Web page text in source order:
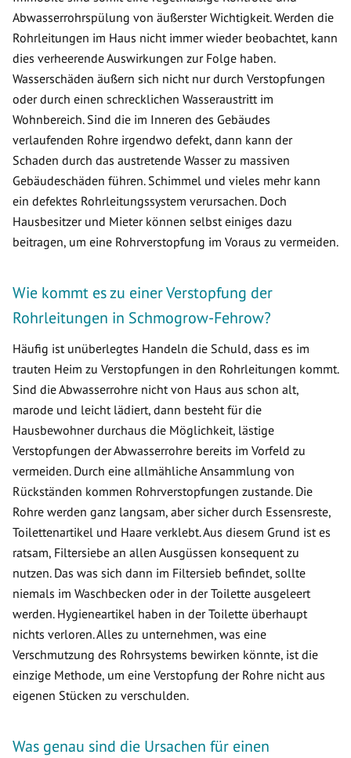
Abwasserrohrspülung von äußerster Wichtigkeit. Werden die
Rohrleitungen im Haus nicht immer wieder beobachtet, kann
dies verheerende Auswirkungen zur Folge haben.
Wasserschäden äußern sich nicht nur durch Verstopfungen
oder durch einen schrecklichen Wasseraustritt im
Wohnbereich. Sind die im Inneren des Gebäudes
verlaufenden Rohre irgendwo defekt, dann kann der
Schaden durch das austretende Wasser zu massiven
Gebäudeschäden führen. Schimmel und vieles mehr kann
ein defektes Rohrleitungssystem verursachen. Doch
Hausbesitzer und Mieter können selbst einiges dazu
beitragen, um eine Rohrverstopfung im Voraus zu vermeiden.
Wie kommt es zu einer Verstopfung der
Rohrleitungen in Schmogrow-Fehrow?
Häufig ist unüberlegtes Handeln die Schuld, dass es im
trauten Heim zu Verstopfungen in den Rohrleitungen kommt.
Sind die Abwasserrohre nicht von Haus aus schon alt,
marode und leicht lädiert, dann besteht für die
Hausbewohner durchaus die Möglichkeit, lästige
Verstopfungen der Abwasserrohre bereits im Vorfeld zu
vermeiden. Durch eine allmähliche Ansammlung von
Rückständen kommen Rohrverstopfungen zustande. Die
Rohre werden ganz langsam, aber sicher durch Essensreste,
Toilettenartikel und Haare verklebt. Aus diesem Grund ist es
ratsam, Filtersiebe an allen Ausgüssen konsequent zu
nutzen. Das was sich dann im Filtersieb befindet, sollte
niemals im Waschbecken oder in der Toilette ausgeleert
werden. Hygieneartikel haben in der Toilette überhaupt
nichts verloren. Alles zu unternehmen, was eine
Verschmutzung des Rohrsystems bewirken könnte, ist die
einzige Methode, um eine Verstopfung der Rohre nicht aus
eigenen Stücken zu verschulden.
Was genau sind die Ursachen für einen